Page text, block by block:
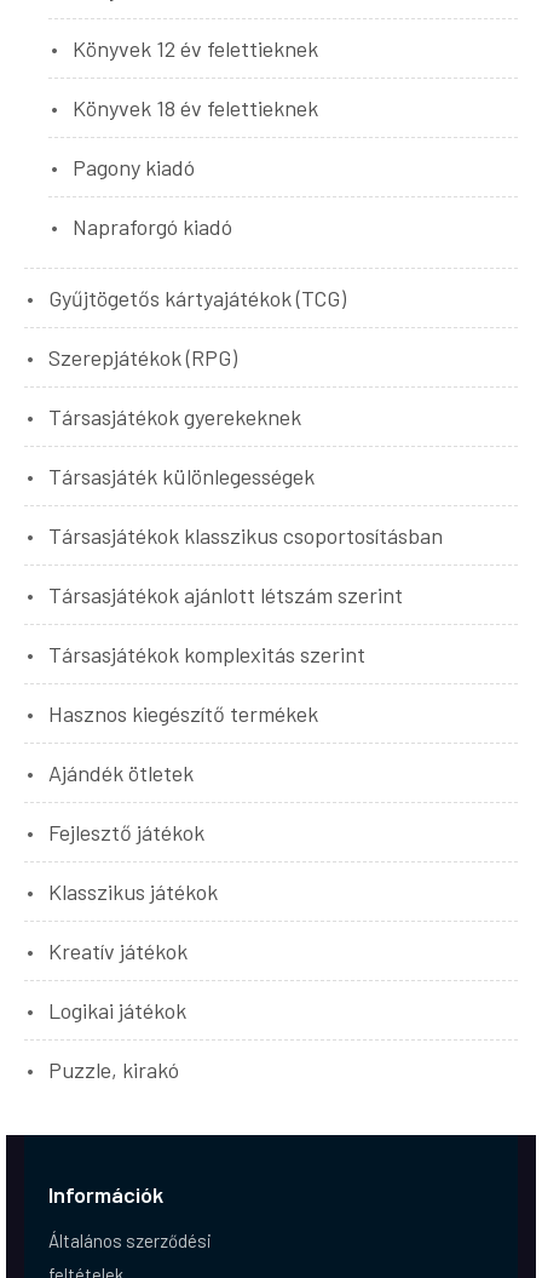
Könyvek 12 év felettieknek
Könyvek 18 év felettieknek
Pagony kiadó
Napraforgó kiadó
Gyűjtögetős kártyajátékok (TCG)
Szerepjátékok (RPG)
Társasjátékok gyerekeknek
Társasjáték különlegességek
Társasjátékok klasszikus csoportosításban
Társasjátékok ajánlott létszám szerint
Társasjátékok komplexitás szerint
Hasznos kiegészítő termékek
Ajándék ötletek
Fejlesztő játékok
Klasszikus játékok
Kreatív játékok
Logikai játékok
Puzzle, kirakó
Információk
Általános szerződési